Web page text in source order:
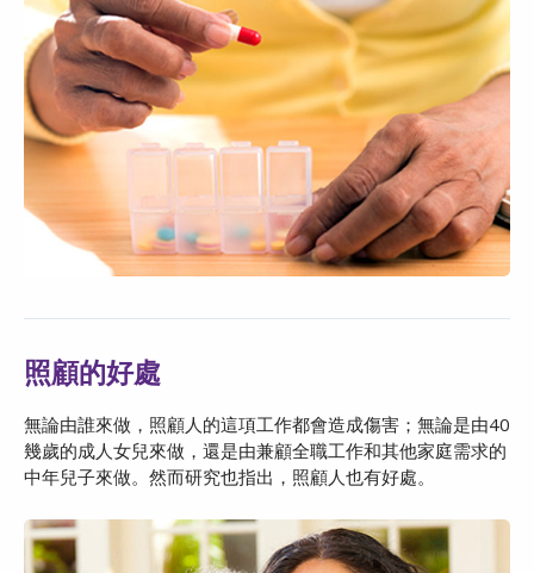
照顧的好處
無論由誰來做，照顧人的這項工作都會造成傷害；無論是由40
幾歲的成人女兒來做，還是由兼顧全職工作和其他家庭需求的
中年兒子來做。然而研究也指出，照顧人也有好處。